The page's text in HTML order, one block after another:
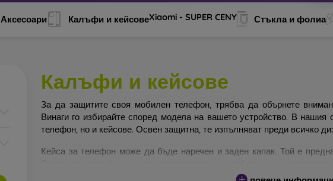
Аксесоари Калъфи и кейсовеXiaomi - SUPER CENY Стъкла и фолиа
Калъфи и кейсове
За да защитите своя мобилен телефон, трябва да обърнете
Винаги го избирайте според модела на вашето устройство. В
телефон, но и кейсове. Освен защитна, те изпълняват преди всичко
Кейса за телефон може да бъде наречен и заден капак. Той е